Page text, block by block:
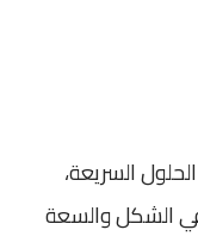
السريعة،
الشكل والسعة